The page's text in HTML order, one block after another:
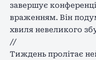
завершує
враженням. Він
хвиля невеликого
//
Тиждень пролітає